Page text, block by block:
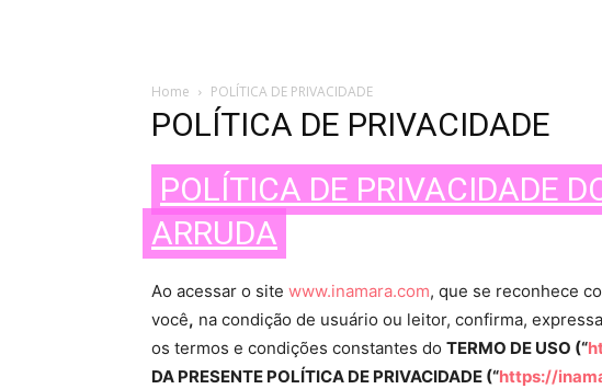
Home POLÍTICA DE PRIVACIDADE
POLÍTICA DE PRIVACIDADE
POLÍTICA DE PRIVACIDADE
ARRUDA
Ao acessar o site www.inamara.com, que se reconhece
você, na condição de usuário ou leitor, confirma,
os termos e condições constantes do TERMO DE USO (“
DA PRESENTE POLÍTICA DE PRIVACIDADE (“https://